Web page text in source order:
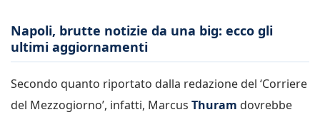
Napoli, brutte notizie da una big: ecco gli
ultimi aggiornamenti
Secondo quanto riportato dalla redazione del ‘Corriere
del Mezzogiorno’, infatti, Marcus Thuram dovrebbe